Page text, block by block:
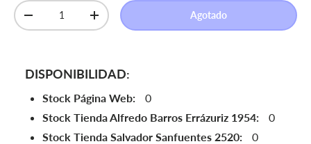
Cant.
Disminuir cantidadAumentar la cantidad Agotado
DISPONIBILIDAD:
Stock Página Web:
0
Stock Tienda Alfredo Barros Errázuriz 1954:
0
Stock Tienda Salvador Sanfuentes 2520:
0